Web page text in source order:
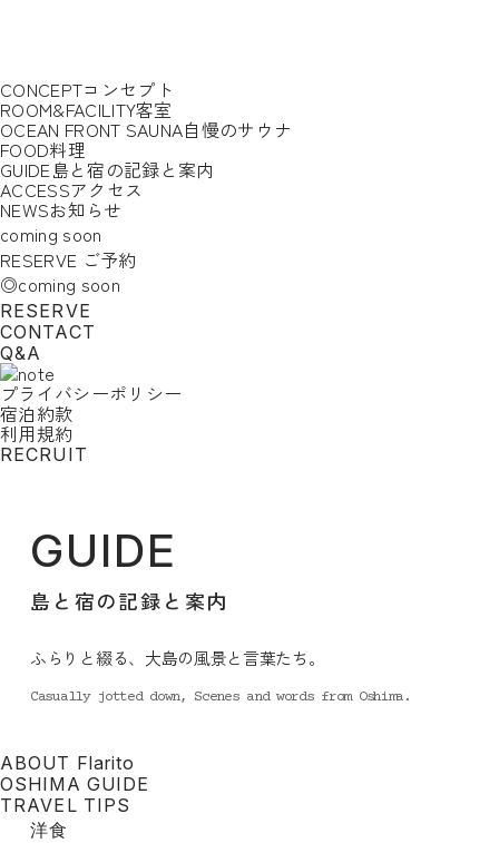
CONCEPTコンセプト
ROOM&FACILITY客室
OCEAN FRONT SAUNA自慢のサウナ
FOOD料理
GUIDE島と宿の記録と案内
ACCESSアクセス
NEWSお知らせ
coming soon
RESERVE ご予約
◎coming soon
RESERVE
CONTACT
Q&A
プライバシーポリシー
宿泊約款
利用規約
RECRUIT
GUIDE
島と宿の記録と案内
ふらりと綴る、大島の風景と言葉たち。
Casually jotted down, Scenes and words from Oshima.
ABOUT Flarito
OSHIMA GUIDE
TRAVEL TIPS
洋食